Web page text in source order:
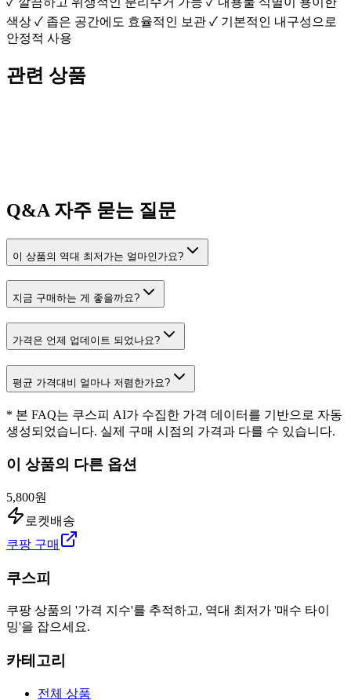
색상 ✓ 좁은 공간에도 효율적인 보관 ✓ 기본적인 내구성으로
안정적 사용
관련 상품
Q&A 자주 묻는 질문
이 상품의 역대 최저가는 얼마인가요?
지금 구매하는 게 좋을까요?
가격은 언제 업데이트 되었나요?
평균 가격대비 얼마나 저렴한가요?
* 본 FAQ는 쿠스피 AI가 수집한 가격 데이터를 기반으로 자동
생성되었습니다. 실제 구매 시점의 가격과 다를 수 있습니다.
이 상품의 다른 옵션
5,800원
로켓배송
쿠팡 구매
쿠스피
쿠팡 상품의 '가격 지수'를 추적하고, 역대 최저가 '매수 타이
밍'을 잡으세요.
카테고리
전체 상품